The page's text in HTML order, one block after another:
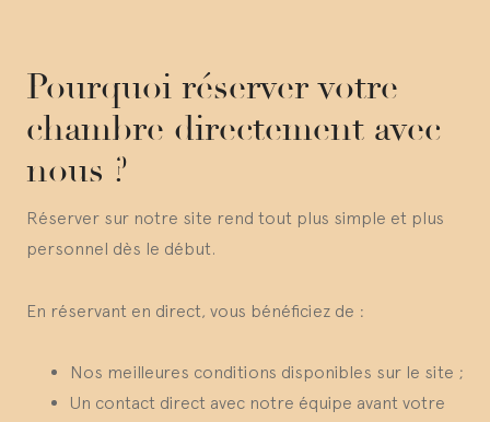
Pourquoi réserver votre
chambre directement avec
nous ?
Réserver sur notre site rend tout plus simple et plus
personnel dès le début.
En réservant en direct, vous bénéficiez de :
Nos meilleures conditions disponibles sur le site ;
Un contact direct avec notre équipe avant votre